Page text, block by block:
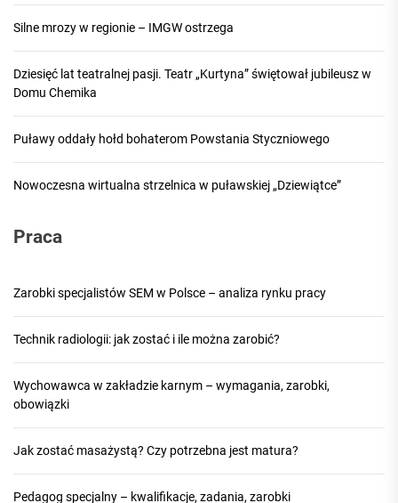
Silne mrozy w regionie – IMGW ostrzega
Dziesięć lat teatralnej pasji. Teatr „Kurtyna” świętował jubileusz w
Domu Chemika
Puławy oddały hołd bohaterom Powstania Styczniowego
Nowoczesna wirtualna strzelnica w puławskiej „Dziewiątce”
Praca
Zarobki specjalistów SEM w Polsce – analiza rynku pracy
Technik radiologii: jak zostać i ile można zarobić?
Wychowawca w zakładzie karnym – wymagania, zarobki,
obowiązki
Jak zostać masażystą? Czy potrzebna jest matura?
Pedagog specjalny – kwalifikacje, zadania, zarobki